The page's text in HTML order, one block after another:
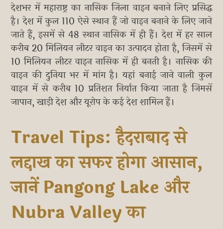
देशभर में महाराष्ट्र का नासिक जिला वाइन बनाने लिए प्रसिद्ध
है। देश में कुल 110 ऐसे स्थान हैं जो वाइन बनाने के लिए जाने
जाते हैं, इसमें से 48 स्थान नासिक में ही हैं। देश में हर साल
करीब 20 मिलियन लीटर वाइन का उत्पादन होता है, जिसमें से
10 मिलियन लीटर वाइन नासिक में ही बनती है। नासिक की
वाइन की दुनिया भर में मांग है। यहां बनाई जाने वाली कुल
वाइन में से करीब 10 प्रतिशत निर्यात किया जाता है जिमसें
जापान, खाड़ी देश और यूरोप के कई देश शामिल हैं।
Travel Tips: हैदराबाद से
लद्दाख का सफर होगा आसान,
जानें Pangong Lake और
Nubra Valley का